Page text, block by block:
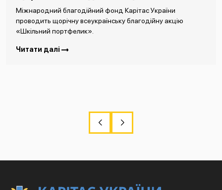
Міжнародний благодійний фонд Карітас України
проводить щорічну всеукраїнську благодійну акцію
«Шкільний портфелик».
Читати далі